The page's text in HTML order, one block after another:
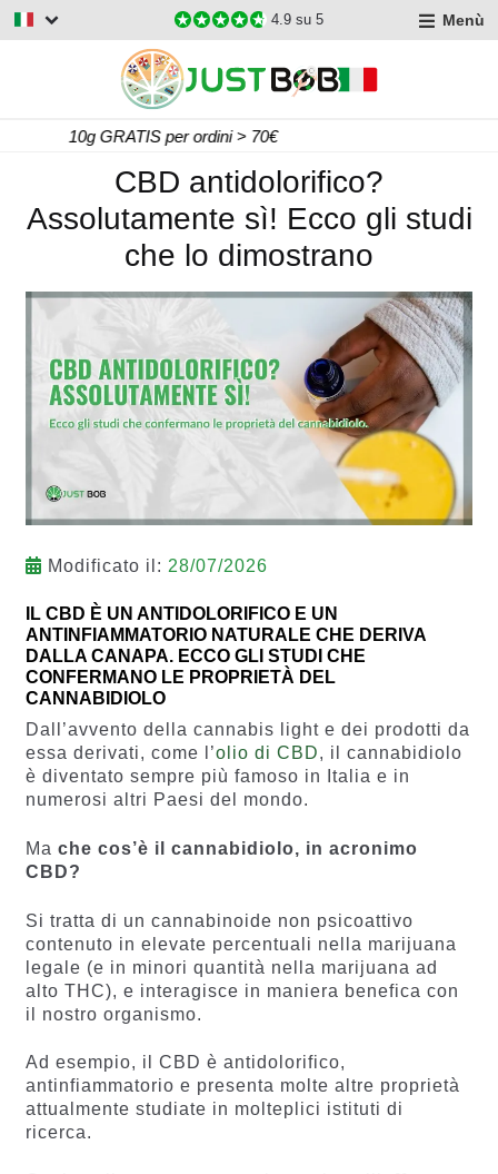
4.9 su 5 Menù
Consegna Gratis per ordini > 60€
CBD antidolorifico?
Assolutamente sì! Ecco gli studi
che lo dimostrano
Modificato il: 28/07/2026
IL CBD È UN ANTIDOLORIFICO E UN
ANTINFIAMMATORIO NATURALE CHE DERIVA
DALLA CANAPA. ECCO GLI STUDI CHE
CONFERMANO LE PROPRIETÀ DEL
CANNABIDIOLO
Dall’avvento della cannabis light e dei prodotti da
essa derivati, come l’olio di CBD, il cannabidiolo
è diventato sempre più famoso in Italia e in
numerosi altri Paesi del mondo.
Ma che cos’è il cannabidiolo, in acronimo
CBD?
Si tratta di un cannabinoide non psicoattivo
contenuto in elevate percentuali nella marijuana
legale (e in minori quantità nella marijuana ad
alto THC), e interagisce in maniera benefica con
il nostro organismo.
Ad esempio, il CBD è antidolorifico,
antinfiammatorio e presenta molte altre proprietà
attualmente studiate in molteplici istituti di
ricerca.